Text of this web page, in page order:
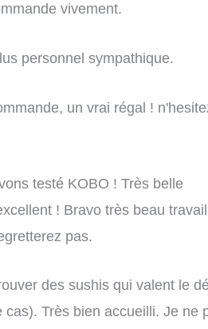
vivement.
personnel sympathique.
un vrai régal !
testé KOBO ! Très belle
! Bravo très beau
pas.
des sushis qui valent le
Très bien accueilli. Je ne